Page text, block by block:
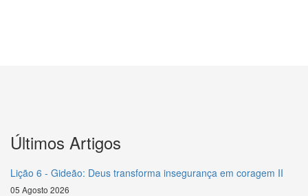
Últimos Artigos
Lição 6 - Gideão: Deus transforma insegurança em coragem II
05 Agosto 2026